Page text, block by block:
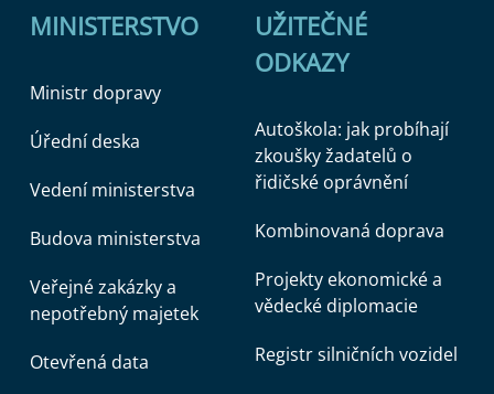
MINISTERSTVO
Ministr dopravy
Úřední deska
Vedení ministerstva
Budova ministerstva
Veřejné zakázky a
nepotřebný majetek
Otevřená data
UŽITEČNÉ
ODKAZY
Autoškola: jak probíhají
zkoušky žadatelů o
řidičské oprávnění
Kombinovaná doprava
Projekty ekonomické a
vědecké diplomacie
Registr silničních vozidel